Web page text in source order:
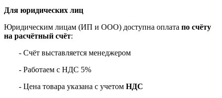
Для юридических лиц
Юридическим лицам (ИП и ООО) доступна оплата по счёту
на расчётный счёт:
- Счёт выставляется менеджером
- Работаем с НДС 5%
- Цена товара указана с учетом НДС